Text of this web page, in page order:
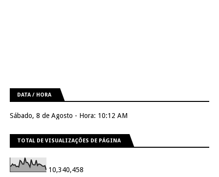
DATA / HORA
Sábado, 8 de Agosto - Hora: 10:12 AM
TOTAL DE VISUALIZAÇÕES DE PÁGINA
10,340,458